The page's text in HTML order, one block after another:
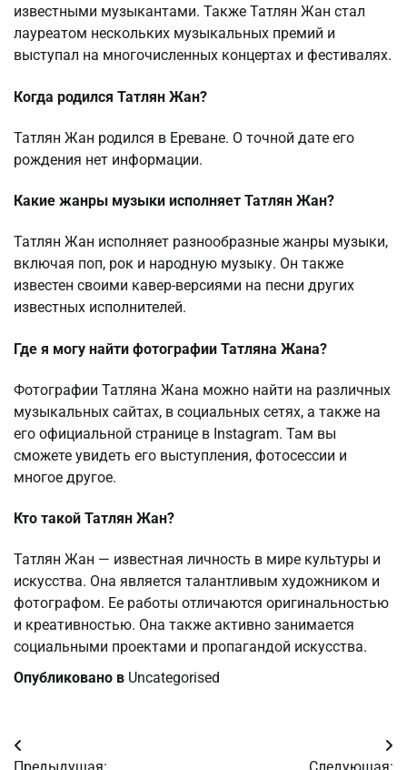
известными музыкантами. Также Татлян Жан стал
лауреатом нескольких музыкальных премий и
выступал на многочисленных концертах и фестивалях.
Когда родился Татлян Жан?
Татлян Жан родился в Ереване. О точной дате его
рождения нет информации.
Какие жанры музыки исполняет Татлян Жан?
Татлян Жан исполняет разнообразные жанры музыки,
включая поп, рок и народную музыку. Он также
известен своими кавер-версиями на песни других
известных исполнителей.
Где я могу найти фотографии Татляна Жана?
Фотографии Татляна Жана можно найти на различных
музыкальных сайтах, в социальных сетях, а также на
его официальной странице в Instagram. Там вы
сможете увидеть его выступления, фотосессии и
многое другое.
Кто такой Татлян Жан?
Татлян Жан — известная личность в мире культуры и
искусства. Она является талантливым художником и
фотографом. Ее работы отличаются оригинальностью
и креативностью. Она также активно занимается
социальными проектами и пропагандой искусства.
Опубликовано в Uncategorised
Навигация